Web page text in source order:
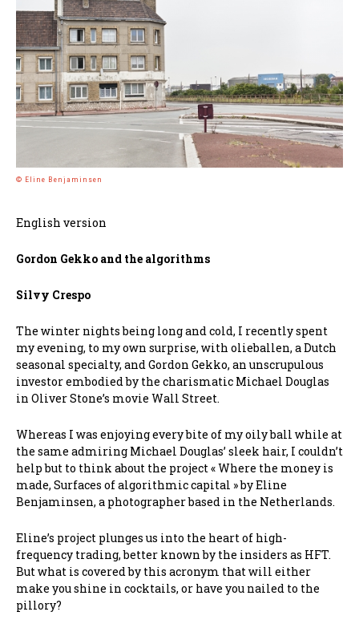
© Eline Benjaminsen
English version
Gordon Gekko and the algorithms
Silvy Crespo
The winter nights being long and cold, I recently spent
my evening, to my own surprise, with olieballen, a Dutch
seasonal specialty, and Gordon Gekko, an unscrupulous
investor embodied by the charismatic Michael Douglas
in Oliver Stone’s movie Wall Street.
Whereas I was enjoying every bite of my oily ball while at
the same admiring Michael Douglas’ sleek hair, I couldn’t
help but to think about the project « Where the money is
made, Surfaces of algorithmic capital » by Eline
Benjaminsen, a photographer based in the Netherlands.
Eline’s project plunges us into the heart of high-
frequency trading, better known by the insiders as HFT.
But what is covered by this acronym that will either
make you shine in cocktails, or have you nailed to the
pillory?